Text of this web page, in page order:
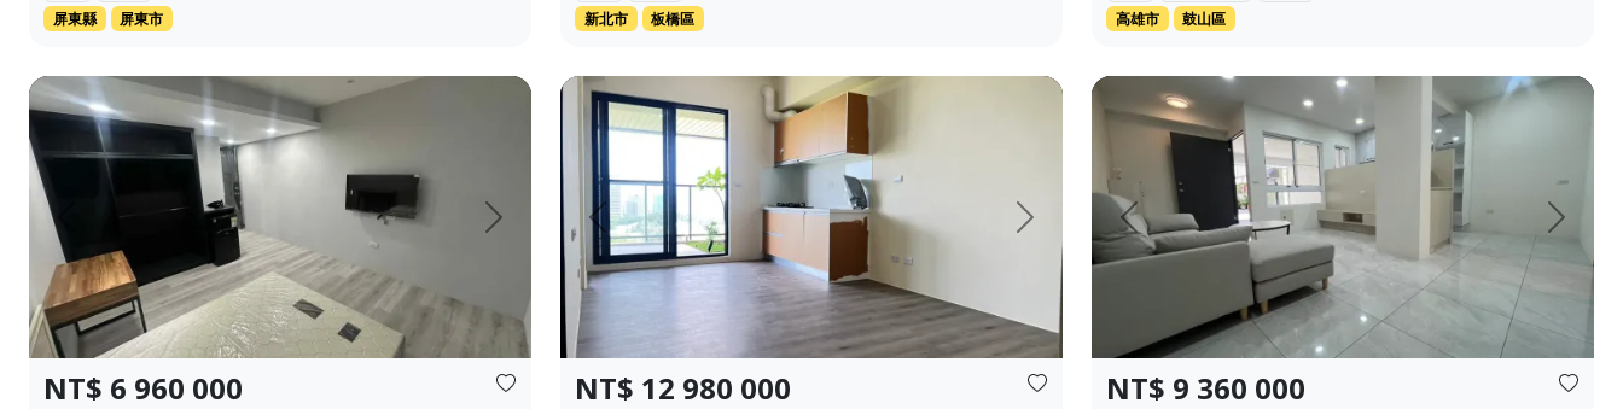
屏東縣
屏東市
新北市
板橋區
高雄市
鼓山區
下一頁
NT$ 6 960 000
文化中心商圈 高師大和平校區 三套房滿租中 ❀✦建坪✦❀ 22.000坪 ❀✦格局✦❀ 3房 3衛 ❀✦總價✦❀ 696萬 經...
上一頁 下一頁
NT$ 12 980 000
❀✦建坪✦❀ 27.382 坪 ❀✦格局✦❀ 1 房 2 廳 1 衛 ❀✦總價✦❀ 1298萬 近半導體重鎮~楠梓科技產業...
上一頁 下一頁
NT$ 9 360 000
❀✦建坪✦❀ 19.405 坪 ❀✦格局✦❀ 2 房 2 廳 2 衛 ❀✦總價✦❀